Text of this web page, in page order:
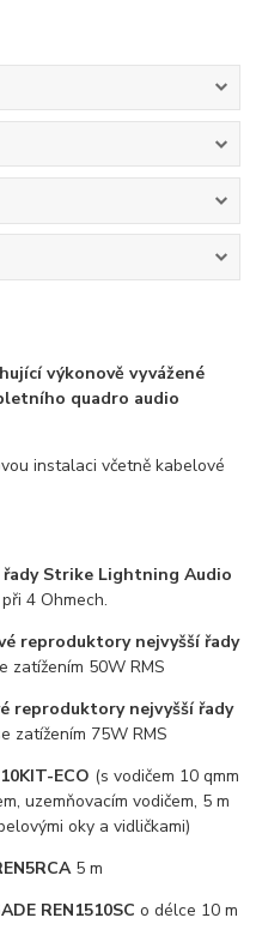
výkonově vyvážené
quadro audio
instalaci včetně kabelové
řady Strike Lightning Audio
4 Ohmech.
reproduktorynejvyšší řady
zatížením 50W RMS
reproduktory nejvyšší řady
zatížením 75W RMS
ECO (s vodičem 10 qmm
uzemňovacím vodičem, 5 m
oky a vidličkami)
5 m
REN1510SC o délce 10 m